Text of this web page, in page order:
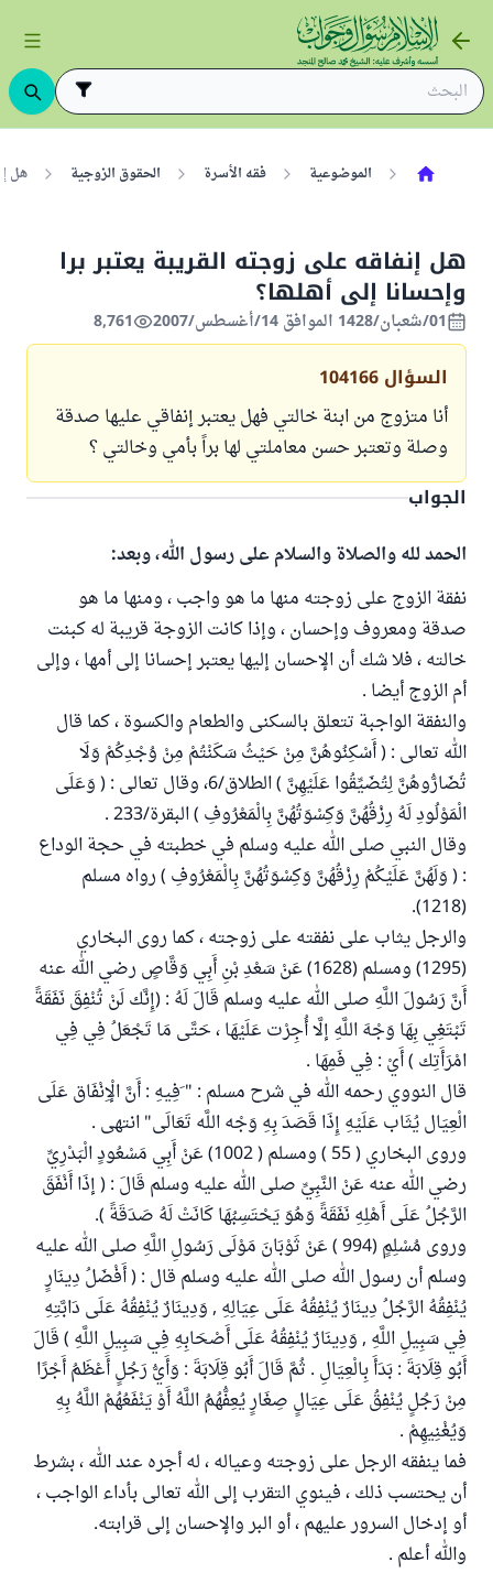
الموضوعية فقه الأسرة الحقوق الزوجية هل
هل إنفاقه على زوجته القريبة يعتبر برا
وإحسانا إلى أهلها؟
01/شعبان/1428 الموافق 14/أغسطس/2007 8,761
السؤال 104166
أنا متزوج من ابنة خالتي فهل يعتبر إنفاقي عليها صدقة
وصلة وتعتبر حسن معاملتي لها براً بأمي وخالتي ؟
الجواب
الحمد لله والصلاة والسلام على رسول الله، وبعد:
نفقة الزوج على زوجته منها ما هو واجب ، ومنها ما هو
صدقة ومعروف وإحسان ، وإذا كانت الزوجة قريبة له كبنت
خالته ، فلا شك أن الإحسان إليها يعتبر إحسانا إلى أمها ، وإلى
أم الزوج أيضا .
والنفقة الواجبة تتعلق بالسكنى والطعام والكسوة ، كما قال
الله تعالى : ( أَسْكِنُوهُنَّ مِنْ حَيْثُ سَكَنْتُمْ مِنْ وُجْدِكُمْ وَلَا
تُضَارُّوهُنَّ لِتُضَيِّقُوا عَلَيْهِنَّ ) الطلاق/6، وقال تعالى : ( وَعَلَى
الْمَوْلُودِ لَهُ رِزْقُهُنَّ وَكِسْوَتُهُنَّ بِالْمَعْرُوفِ ) البقرة/233 .
وقال النبي صلى الله عليه وسلم في خطبته في حجة الوداع
: ( وَلَهُنَّ عَلَيْكُمْ رِزْقُهُنَّ وَكِسْوَتُهُنَّ بِالْمَعْرُوفِ ) رواه مسلم
(1218).
والرجل يثاب على نفقته على زوجته ، كما روى البخاري
(1295) ومسلم (1628) عَنْ سَعْدِ بْنِ أَبِي وَقَّاصٍ رضي الله عنه
أَنَّ رَسُولَ اللَّهِ صلى الله عليه وسلم قَالَ لَهُ : (إِنَّك لَنْ تُنْفِقَ نَفَقَةً
تَبْتَغِي بِهَا وَجْهَ اللَّهِ إلَّا أُجِرْت عَلَيْهَا ، حَتَّى مَا تَجْعَلُ فِي فِي
امْرَأَتِك ) أَيْ : فِي فَمِهَا .
قال النووي رحمه الله في شرح مسلم : " َفِيهِ : أَنَّ الْإِنْفَاق عَلَى
الْعِيَال يُثَاب عَلَيْهِ إِذَا قَصَدَ بِهِ وَجْه اللَّه تَعَالَى" انتهى .
وروى البخاري ( 55 ) ومسلم ( 1002) عَنْ أَبِي مَسْعُودٍ الْبَدْرِيِّ
رضي الله عنه عَنْ النَّبِيِّ صلى الله عليه وسلم قَالَ : ( إذَا أَنْفَقَ
الرَّجُلُ عَلَى أَهْلِهِ نَفَقَةً وَهُوَ يَحْتَسِبُهَا كَانَتْ لَهُ صَدَقَةً ).
وروى مُسْلِمٍ (994 ) عَنْ ثَوْبَانَ مَوْلَى رَسُولِ اللَّهِ صلى الله عليه
وسلم أن رسول الله صلى الله عليه وسلم قال : ( أَفْضَلُ دِينَارٍ
يُنْفِقُهُ الرَّجُلُ دِينَارٌ يُنْفِقُهُ عَلَى عِيَالِهِ , وَدِينَارٌ يُنْفِقُهُ عَلَى دَابَّتِهِ
فِي سَبِيلِ اللَّهِ , وَدِينَارٌ يُنْفِقُهُ عَلَى أَصْحَابِهِ فِي سَبِيلِ اللَّهِ ) قَالَ
أَبُو قِلَابَةَ : بَدَأَ بِالْعِيَالِ . ثُمَّ قَالَ أَبُو قِلَابَةَ : وَأَيُّ رَجُلٍ أَعْظَمُ أَجْرًا
مِنْ رَجُلٍ يُنْفِقُ عَلَى عِيَالٍ صِغَارٍ يُعِفُّهُمُ اللَّهُ أَوْ يَنْفَعُهُمْ اللَّهُ بِهِ
وَيُغْنِيهِمْ .
فما ينفقه الرجل على زوجته وعياله ، له أجره عند الله ، بشرط
أن يحتسب ذلك ، فينوي التقرب إلى الله تعالى بأداء الواجب ،
أو إدخال السرور عليهم ، أو البر والإحسان إلى قرابته.
والله أعلم .